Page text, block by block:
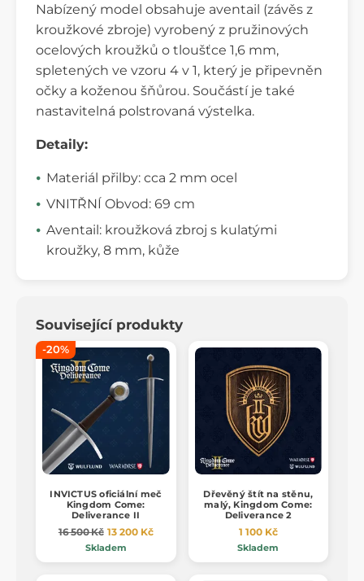
Nabízený model obsahuje aventail (závěs z
kroužkové zbroje) vyrobený z pružinových
ocelových kroužků o tloušťce 1,6 mm,
spletených ve vzoru 4 v 1, který je připevněn
očky a koženou šňůrou. Součástí je také
nastavitelná polstrovaná výstelka.
Detaily:
Materiál přilby: cca 2 mm ocel
VNITŘNÍ Obvod: 69 cm
Aventail: kroužková zbroj s kulatými
kroužky, 8 mm, kůže
Související produkty
-20%
INVICTUS oficiální meč
Kingdom Come:
Deliverance II
16 500 Kč 13 200 Kč
Skladem
Dřevěný štít na stěnu,
malý, Kingdom Come:
Deliverance 2
1 100 Kč
Skladem